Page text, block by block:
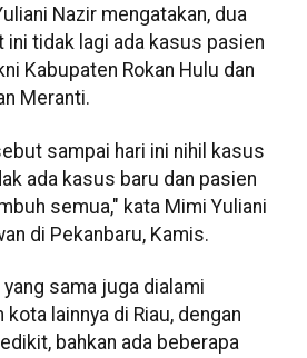
Nazir mengatakan, dua
ini tidak lagi ada kasus pasien
Kabupaten Rokan Hulu dan
Meranti.
sampai hari ini nihil kasus
ada kasus baru dan pasien
semua," kata Mimi Yuliani
di Pekanbaru, Kamis.
sama juga dialami
lainnya di Riau, dengan
bahkan ada beberapa